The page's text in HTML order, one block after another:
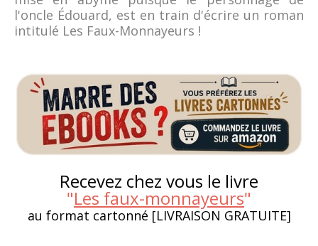
l'oncle Édouard, est en train d'écrire un roman
intitulé Les Faux-Monnayeurs !
Recevez chez vous le livre
"Les faux-monnayeurs"
au format cartonné [LIVRAISON GRATUITE]